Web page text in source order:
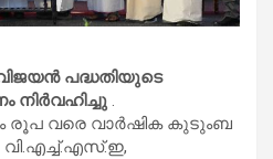
പദ്ധതിയുടെ
നിർവഹിച്ചു .
രൂപ വരെ വാർഷിക കുടുംബ